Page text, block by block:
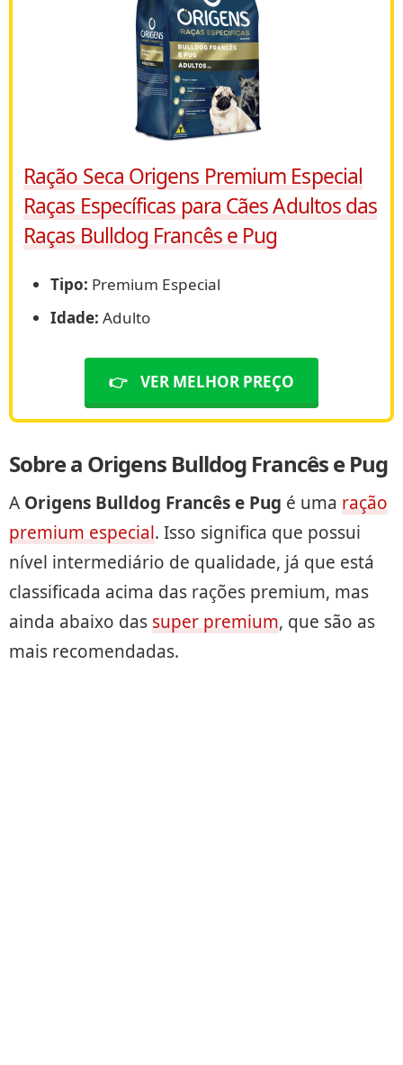
Ração Seca Origens Premium Especial
Raças Específicas para Cães Adultos das
Raças Bulldog Francês e Pug
Tipo: Premium Especial
Idade: Adulto
👉 VER MELHOR PREÇO
Sobre a Origens Bulldog Francês e Pug
A Origens Bulldog Francês e Pug é uma ração
premium especial. Isso significa que possui
nível intermediário de qualidade, já que está
classificada acima das rações premium, mas
ainda abaixo das super premium, que são as
mais recomendadas.